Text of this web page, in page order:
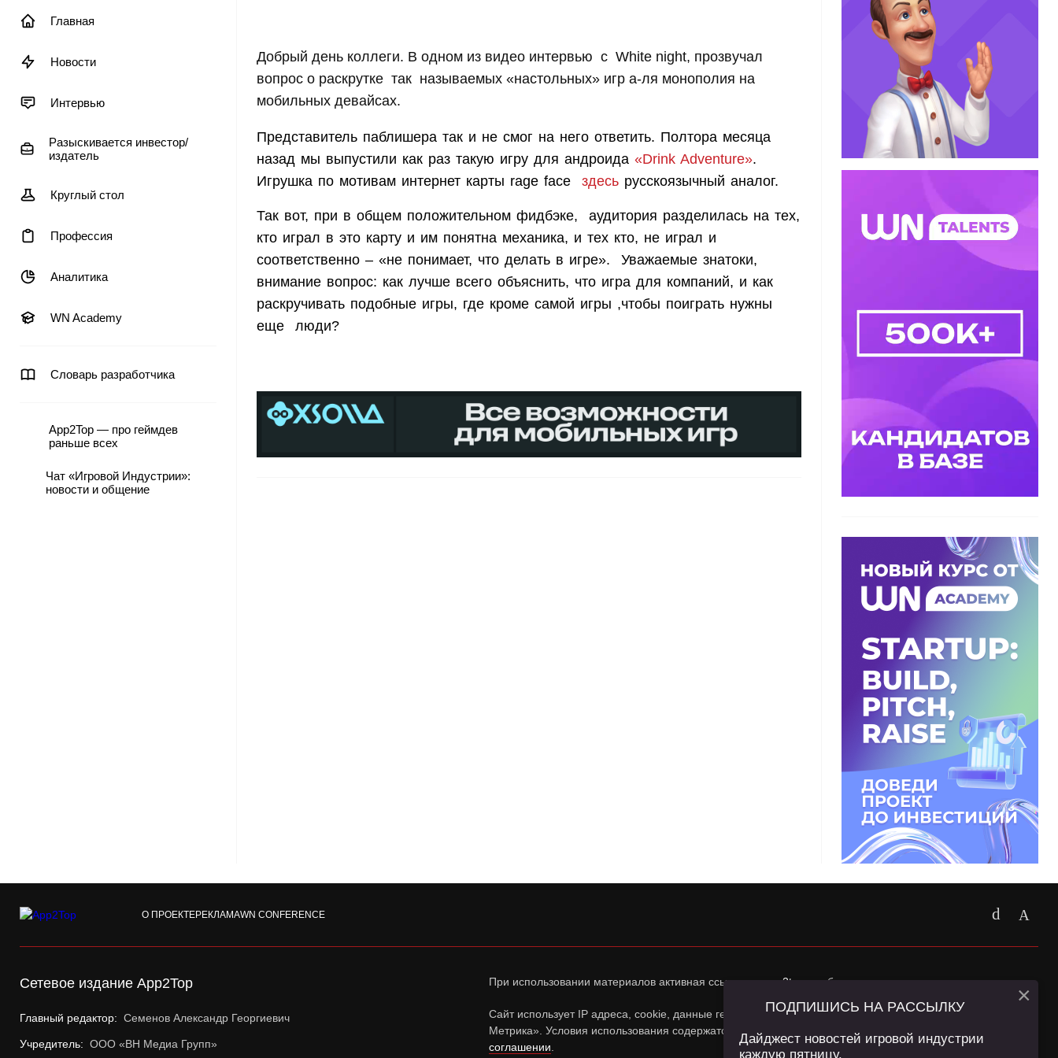
Главная
Новости
Интервью
Разыскивается инвестор/
издатель
Круглый стол
Профессия
Аналитика
WN Academy
Словарь разработчика
App2Top — про геймдев
раньше всех
Чат «Игровой Индустрии»:
новости и общение
Добрый день коллеги. В одном из видео интервью с White night, прозвучал
вопрос о раскрутке так называемых «настольных» игр а-ля монополия на
мобильных девайсах.
Представитель паблишера так и не смог на него ответить. Полтора месяца
назад мы выпустили как раз такую игру для андроида «Drink Adventure».
Игрушка по мотивам интернет карты rage face здесь русскоязычный аналог.
Так вот, при в общем положительном фидбэке,
аудитория разделилась на тех,
кто играл в это карту и им понятна механика, и тех кто, не играл и
соответственно – «не понимает, что делать в игре».
Уважаемые знатоки,
внимание вопрос: как лучше всего объяснить, что игра для компаний, и как
раскручивать подобные игры, где кроме самой игры ,чтобы поиграть нужны
еще
люди?
О ПРОЕКТЕРЕКЛАМАWN CONFERENCE
Сетевое издание App2Top
Главный редактор: Семенов Александр Георгиевич
Учредитель: ООО «ВН Медиа Групп»
При использовании материалов активная ссылка наapp2top.ruобязательна.
Сайт использует IP адреса, cookie, данные геолокации Пользователей сайта и сервис «Яндекс
Метрика». Условия использования содержатся в
Политике конфиденциальностии
соглашении
ПОДПИШИСЬ НА РАССЫЛКУ
Дайджест новостей игровой индустрии
каждую пятницу.
×